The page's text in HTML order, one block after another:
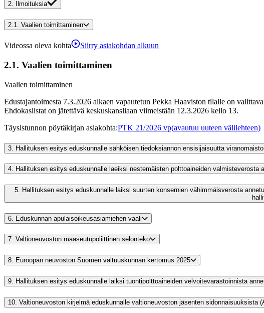
2. Ilmoituksia
2.1. Vaalien toimittaminen
Videossa oleva kohta Siirry asiakohdan alkuun
2.1. Vaalien toimittaminen
Vaalien toimittaminen
Edustajantoimesta 7.3.2026 alkaen vapautetun Pekka Haaviston tilalle on
Ehdokaslistat on jätettävä keskuskansliaan viimeistään 12.3.2026 kello 13.
Täysistunnon pöytäkirjan asiakohta:PTK 21/2026 vp(avautuu uuteen välilehteen)
3. Hallituksen esitys eduskunnalle sähköisen tiedoksiannon ensisijaisuutta
4. Hallituksen esitys eduskunnalle laeiksi nestemäisten polttoaineiden
5. Hallituksen esitys eduskunnalle laiksi suurten konsernien vähimmäisverosta annetun lain muuttamisesta | Hallituksen esitys eduskunnalle laiksi suurten konsernien
6. Eduskunnan apulaisoikeusasiamiehen vaali
7. Valtioneuvoston maaseutupoliittinen selonteko
8. Euroopan neuvoston Suomen valtuuskunnan kertomus 2025
9. Hallituksen esitys eduskunnalle laiksi tuontipolttoaineiden velvoitevarastoinnista
10. Valtioneuvoston kirjelmä eduskunnalle valtioneuvoston jäsenten sidonnaisuuksista